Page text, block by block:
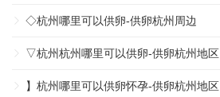
◇杭州哪里可以供卵-供卵杭州周边
▽杭州杭州哪里可以供卵-供卵杭州地区
】杭州哪里可以供卵怀孕-供卵杭州地区